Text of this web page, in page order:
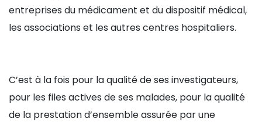
entreprises du médicament et du dispositif médical,
les associations et les autres centres hospitaliers.
C’est à la fois pour la qualité de ses investigateurs,
pour les files actives de ses malades, pour la qualité
de la prestation d’ensemble assurée par une